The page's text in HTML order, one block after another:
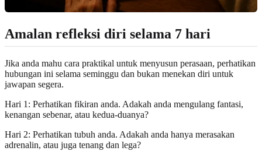
Amalan refleksi diri selama 7 hari
Jika anda mahu cara praktikal untuk menyusun perasaan, perhatikan
hubungan ini selama seminggu dan bukan menekan diri untuk
jawapan segera.
Hari 1: Perhatikan fikiran anda. Adakah anda mengulang fantasi,
kenangan sebenar, atau kedua-duanya?
Hari 2: Perhatikan tubuh anda. Adakah anda hanya merasakan
adrenalin, atau juga tenang dan lega?